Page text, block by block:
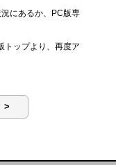
にあるか、PC版専
トップより、再度ア
>